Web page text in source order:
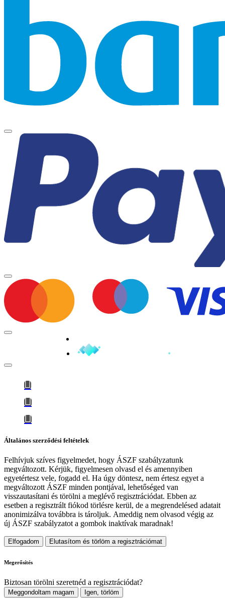
Általános szerződési feltételek
Felhívjuk szíves figyelmedet, hogy ÁSZF szabályzatunk
megváltozott. Kérjük, figyelmesen olvasd el és amennyiben
egyetértesz vele, fogadd el. Ha úgy döntesz, nem értesz egyet a
megváltozott ÁSZF minden pontjával, lehetőséged van
visszautasítani és törölni a meglévő regisztrációdat. Ebben az
esetben a regisztrált fiókod törlésre kerül, de a megrendelésed adatait
anonimizálva továbbra is tároljuk. Ameddig nem olvasod végig az
új ÁSZF szabályzatot a gombok inaktívak maradnak!
Elfogadom Elutasítom és törlöm a regisztrációmat
Megerősítés
Biztosan törölni szeretnéd a regisztrációdat?
Meggondoltam magam Igen, törlöm